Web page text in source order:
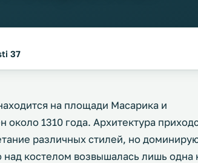
37
на площади Масарика и
1310 года. Архитектура
различных стилей, но
над костелом возвышалась лишь